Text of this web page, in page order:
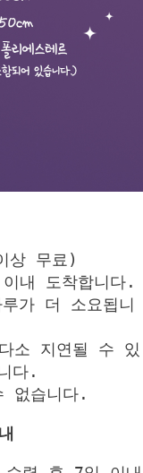
상 무료)
내 도착합니다.
가 더 소요됩니
소 지연될 수 있
다.
없습니다.